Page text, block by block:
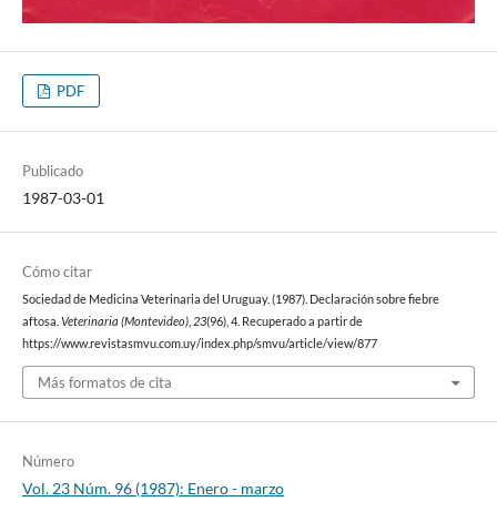
PDF
Publicado
1987-03-01
Cómo citar
Sociedad de Medicina Veterinaria del Uruguay. (1987). Declaración sobre fiebre
aftosa. Veterinaria (Montevideo), 23(96), 4. Recuperado a partir de
https://www.revistasmvu.com.uy/index.php/smvu/article/view/877
Más formatos de cita
Número
Vol. 23 Núm. 96 (1987): Enero - marzo